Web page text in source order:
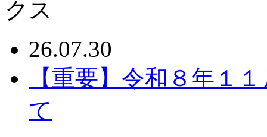
26.07.30
【重要】令和８年１
て